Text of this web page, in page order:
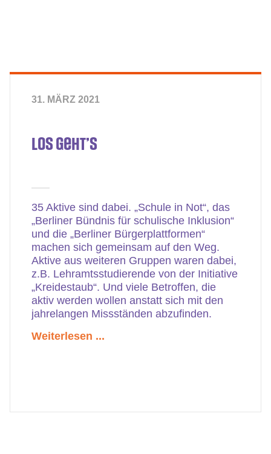
31. MÄRZ 2021
Los geht’s
35 Aktive sind dabei. „Schule in Not“, das
„Berliner Bündnis für schulische Inklusion“
und die „Berliner Bürgerplattformen“
machen sich gemeinsam auf den Weg.
Aktive aus weiteren Gruppen waren dabei,
z.B. Lehramtsstudierende von der Initiative
„Kreidestaub“. Und viele Betroffen, die
aktiv werden wollen anstatt sich mit den
jahrelangen Missständen abzufinden.
Weiterlesen ...